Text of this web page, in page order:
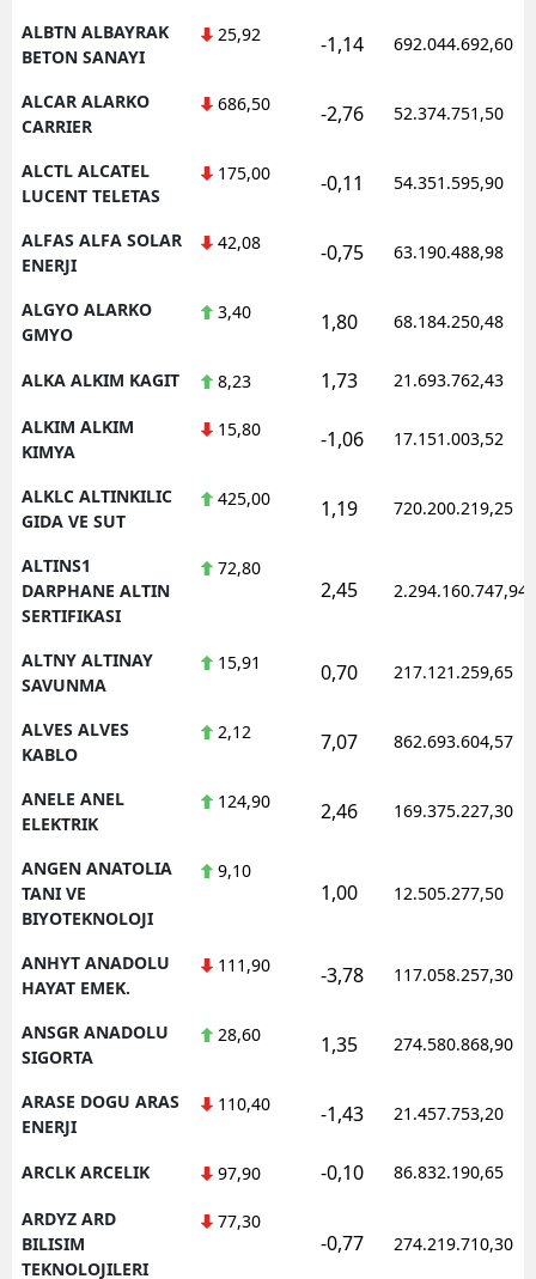
ALBTN ALBAYRAK
BETON SANAYI
25,92 -1,14 692.044.692,60
ALCAR ALARKO
CARRIER
686,50 -2,76 52.374.751,50
ALCTL ALCATEL
LUCENT TELETAS
175,00 -0,11 54.351.595,90
ALFAS ALFA SOLAR
ENERJI
42,08 -0,75 63.190.488,98
ALGYO ALARKO
GMYO
3,40 1,80 68.184.250,48
ALKA ALKIM KAGIT 8,23 1,73 21.693.762,43
ALKIM ALKIM
KIMYA
15,80 -1,06 17.151.003,52
ALKLC ALTINKILIC
GIDA VE SUT
425,00 1,19 720.200.219,25
ALTINS1
DARPHANE ALTIN
SERTIFIKASI
72,80
2,45 2.294.160.747,94
ALTNY ALTINAY
SAVUNMA
15,91 0,70 217.121.259,65
ALVES ALVES
KABLO
2,12 7,07 862.693.604,57
ANELE ANEL
ELEKTRIK
124,90 2,46 169.375.227,30
ANGEN ANATOLIA
TANI VE
BIYOTEKNOLOJI
9,10
1,00 12.505.277,50
ANHYT ANADOLU
HAYAT EMEK.
111,90 -3,78 117.058.257,30
ANSGR ANADOLU
SIGORTA
28,60 1,35 274.580.868,90
ARASE DOGU ARAS
ENERJI
110,40 -1,43 21.457.753,20
ARCLK ARCELIK 97,90 -0,10 86.832.190,65
ARDYZ ARD
BILISIM
TEKNOLOJILERI
77,30
-0,77 274.219.710,30